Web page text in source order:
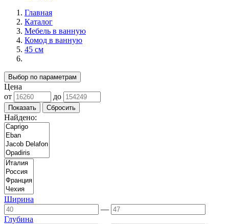
Главная
Каталог
Мебель в ванную
Комод в ванную
45 см
Выбор по параметрам
Цена
от
до
Найдено:
Ширина
—
Глубина